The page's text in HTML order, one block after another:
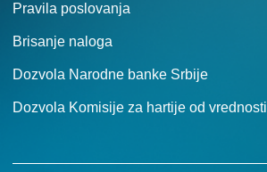
Pravila poslovanja
Brisanje naloga
Dozvola Narodne banke Srbije
Dozvola Komisije za hartije od vrednosti